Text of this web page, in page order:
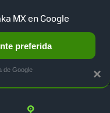
LIBRE ×
MX en Google
preferida
de Google